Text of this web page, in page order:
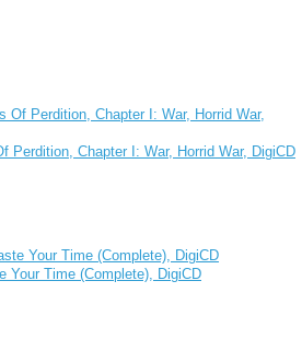
Perdition, Chapter I: War, Horrid War, DigiCD
Your Time (Complete), DigiCD